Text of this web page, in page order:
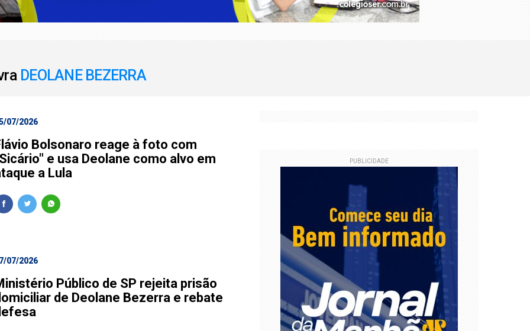
coloca Sorocaba em alerta para ventos fortes
DEOLANE BEZERRA
07/2026
Bolsonaro reage à foto com
e usa Deolane como alvo em
a Lula
07/2026
Público de SP rejeita prisão
de Deolane Bezerra e rebate
PUBLICIDADE